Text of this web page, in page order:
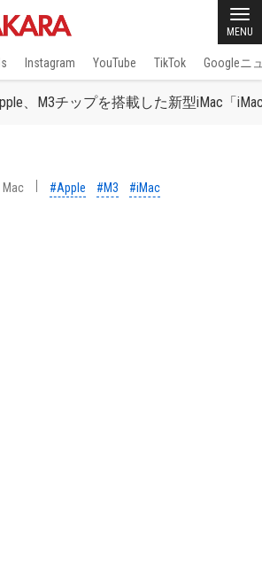
MENU
Instagram YouTube TikTok Googleニ
、M3チップを搭載した新型iMac「
Mac #Apple #M3 #iMac